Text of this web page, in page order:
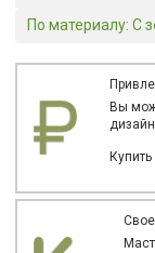
По материалу: С
Вы